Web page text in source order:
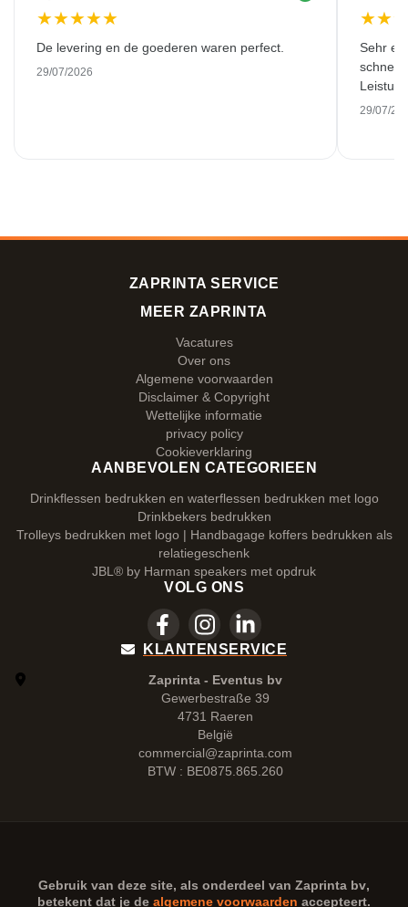
★★★★★
De levering en de goederen waren perfect.
29/07/2026
★★
Sehr
schnell
29/07/
ZAPRINTA SERVICE
MEER ZAPRINTA
Vacatures
Over ons
Algemene voorwaarden
Disclaimer & Copyright
Wettelijke informatie
privacy policy
Cookieverklaring
AANBEVOLEN CATEGORIEEN
Drinkflessen bedrukken en waterflessen bedrukken met logo
Drinkbekers bedrukken
Trolleys bedrukken met logo | Handbagage koffers bedrukken als
relatiegeschenk
JBL® by Harman speakers met opdruk
VOLG ONS
KLANTENSERVICE
Zaprinta - Eventus bv
Gewerbestraße 39
4731 Raeren
België
commercial@zaprinta.com
BTW : BE0875.865.260
Gebruik van deze site, als onderdeel van Zaprinta bv,
betekent dat je de algemene voorwaarden accepteert.